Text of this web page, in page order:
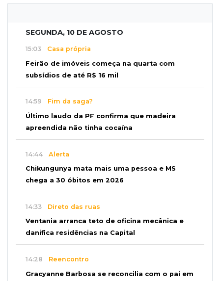
SEGUNDA, 10 DE AGOSTO
15:03 Casa própria
Feirão de imóveis começa na quarta com
subsídios de até R$ 16 mil
14:59 Fim da saga?
Último laudo da PF confirma que madeira
apreendida não tinha cocaína
14:44 Alerta
Chikungunya mata mais uma pessoa e MS
chega a 30 óbitos em 2026
14:33 Direto das ruas
Ventania arranca teto de oficina mecânica e
danifica residências na Capital
14:28 Reencontro
Gracyanne Barbosa se reconcilia com o pai em